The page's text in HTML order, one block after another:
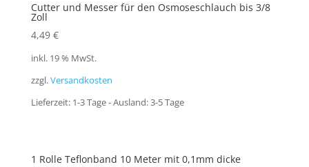
Cutter und Messer für den Osmoseschlauch bis 3/8
Zoll
4,49 €
inkl. 19 % MwSt.
zzgl.Versandkosten
Lieferzeit: 1-3 Tage - Ausland: 3-5 Tage
1 Rolle Teflonband 10 Meter mit 0,1mm dicke